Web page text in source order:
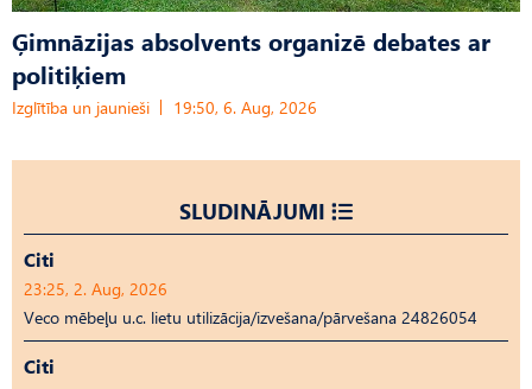
Ģimnāzijas absolvents organizē debates ar
politiķiem
Izglītība un jaunieši 19:50, 6. Aug, 2026
SLUDINĀJUMI
Citi
23:25, 2. Aug, 2026
Veco mēbeļu u.c. lietu utilizācija/izvešana/pārvešana 24826054
Citi